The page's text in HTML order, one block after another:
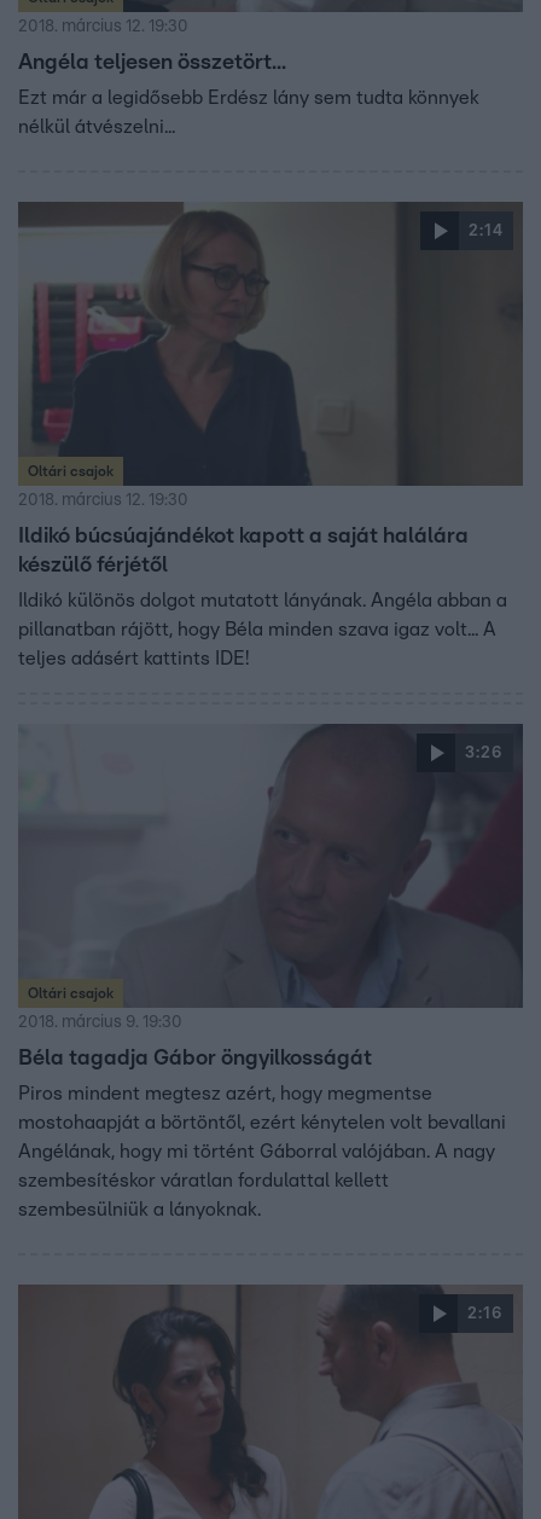
2018. március 12. 19:30
Angéla teljesen összetört...
Ezt már a legidősebb Erdész lány sem tudta könnyek
nélkül átvészelni...
2:14
Oltári csajok
2018. március 12. 19:30
Ildikó búcsúajándékot kapott a saját halálára
készülő férjétől
Ildikó különös dolgot mutatott lányának. Angéla abban a
pillanatban rájött, hogy Béla minden szava igaz volt... A
teljes adásért kattints IDE!
3:26
Oltári csajok
2018. március 9. 19:30
Béla tagadja Gábor öngyilkosságát
Piros mindent megtesz azért, hogy megmentse
mostohaapját a börtöntől, ezért kénytelen volt bevallani
Angélának, hogy mi történt Gáborral valójában. A nagy
szembesítéskor váratlan fordulattal kellett
szembesülniük a lányoknak.
2:16